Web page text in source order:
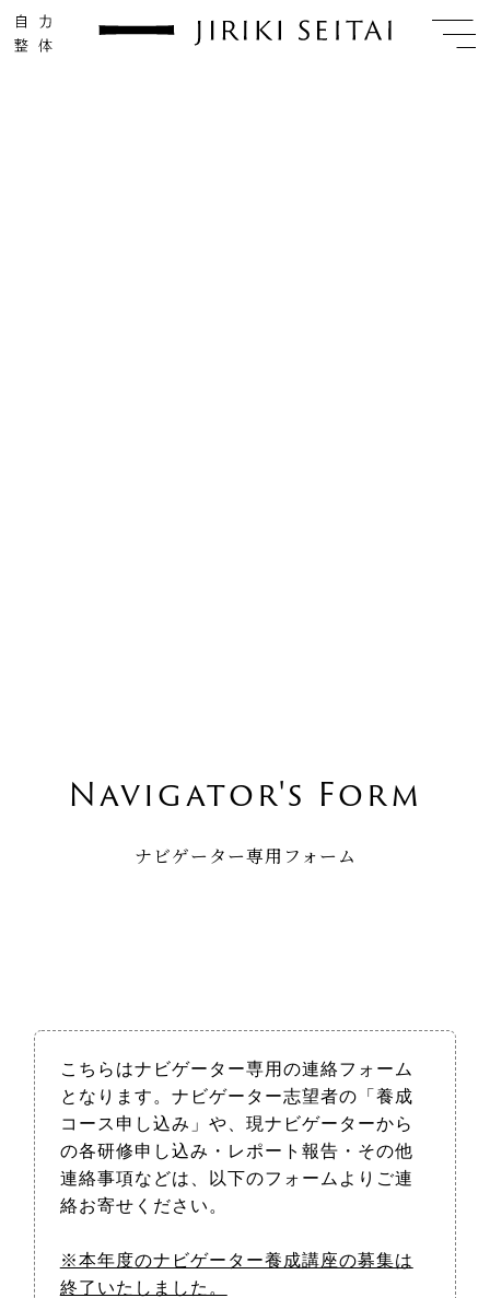
Navigator's Form
ナビゲーター専用フォーム
こちらはナビゲーター専用の連絡フォーム
となります。ナビゲーター志望者の「養成
コース申し込み」や、現ナビゲーターから
の各研修申し込み・レポート報告・その他
連絡事項などは、以下のフォームよりご連
絡お寄せください。
※本年度のナビゲーター養成講座の募集は
終了いたしました。